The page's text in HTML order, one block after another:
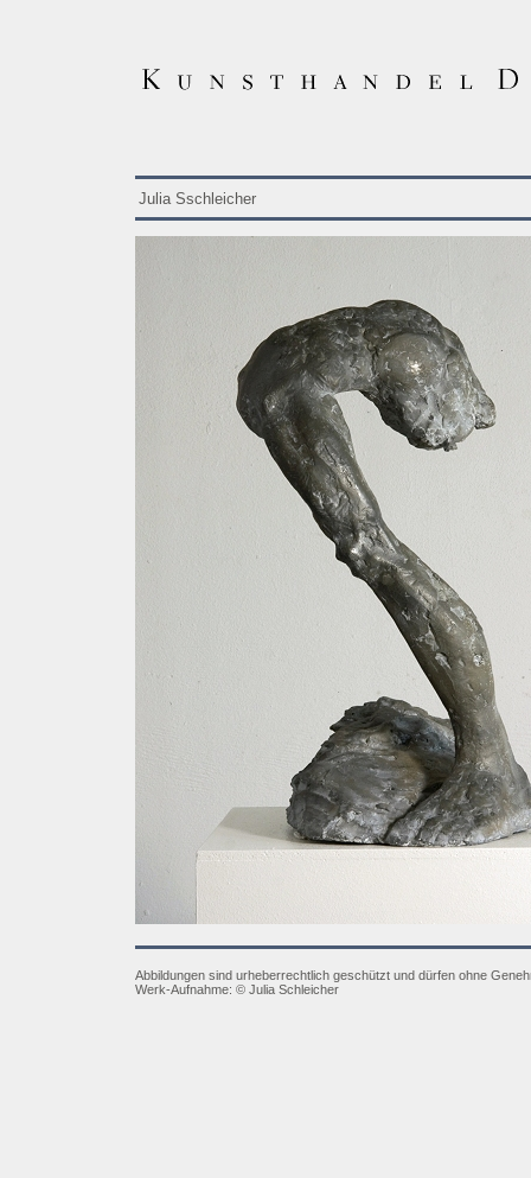
Julia Sschleicher
Abbildungen sind urheberrechtlich geschützt und dürfen ohne
Werk-Aufnahme: © Julia Schleicher